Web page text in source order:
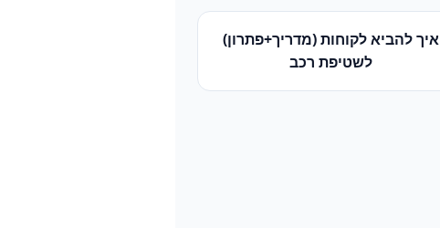
איך להביא לקוחות (מדריך+פתרון)
לשטיפת רכב